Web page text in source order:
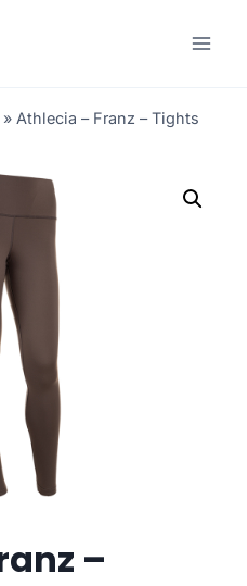
» Athlecia – Franz – Tights
–